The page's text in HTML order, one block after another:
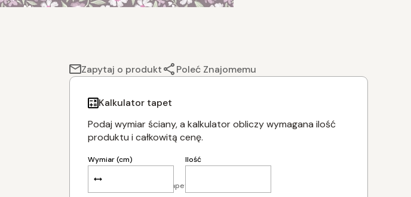
Zapytaj o produkt Poleć Znajomemu
Kalkulator tapet
Podaj wymiar ściany, a kalkulator obliczy wymagana ilość
produktu i całkowitą cenę.
Wymiar (cm) Ilość
Dodaj po 5 cm zapasu tapety z każdej strony.